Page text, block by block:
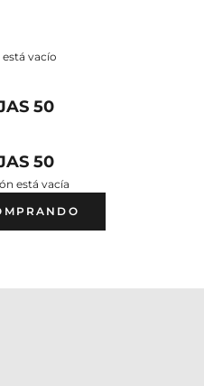
vacío
50
50
está vacía